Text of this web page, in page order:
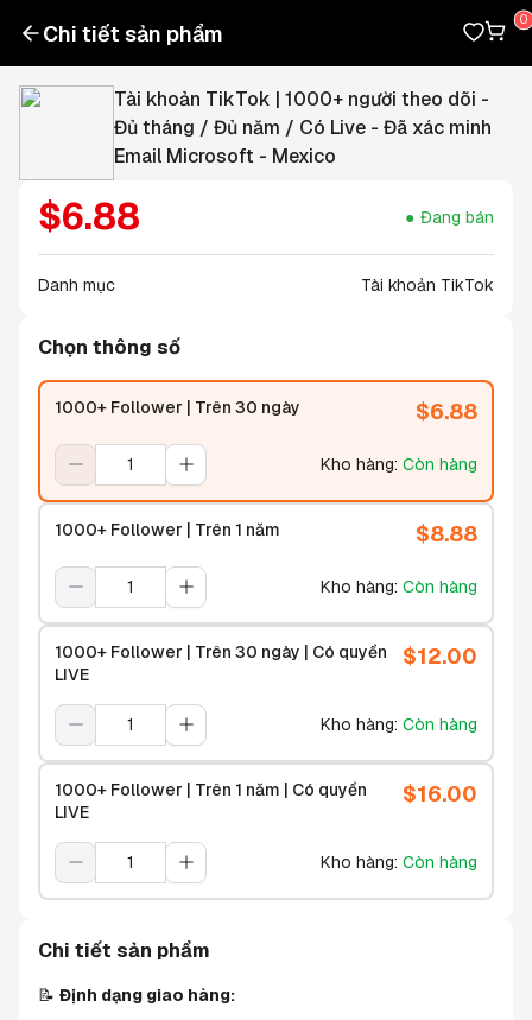
Chi tiết sản phẩm
Tài khoản TikTok | 1000+ người theo dõi -
Đủ tháng / Đủ năm / Có Live - Đã xác minh
Email Microsoft - Mexico
$6.88 Đang bán
Danh mục Tài khoản TikTok
Chọn thông số
1000+ Follower | Trên 30 ngày $6.88
Kho hàng: Còn hàng
1000+ Follower | Trên 1 năm $8.88
Kho hàng: Còn hàng
1000+ Follower | Trên 30 ngày | Có quyền
LIVE
$12.00
Kho hàng: Còn hàng
1000+ Follower | Trên 1 năm | Có quyền
LIVE
$16.00
Kho hàng: Còn hàng
Chi tiết sản phẩm
📝 Định dạng giao hàng: